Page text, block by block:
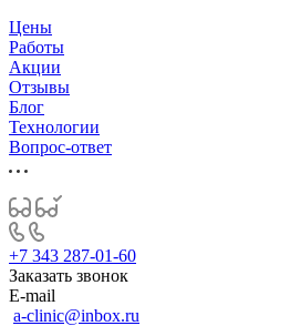
Цены
Работы
Акции
Отзывы
Блог
Технологии
Вопрос-ответ
+7 343 287-01-60
Заказать звонок
E-mail
a-clinic@inbox.ru